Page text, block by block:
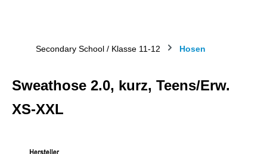
Secondary School / Klasse 11-12 Hosen
Sweathose 2.0, kurz, Teens/Erw.
XS-XXL